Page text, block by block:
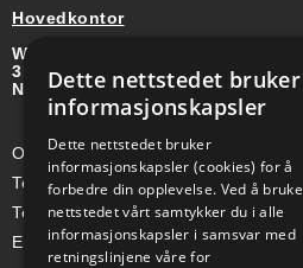
Hovedkontor
Wirgenes vei 8B
3157 BARKÅKER
NORGE
Org-nr: 985 958 203 MVA
Telefon (Nor): +47 334 50 910
Telefon (Swe): +46 70-748 08 19
E-post: sales@a-ss.net
Dette nettstedet bruker
informasjonskapsler
Dette nettstedet bruker
informasjonskapsler (cookies) for å
forbedre din opplevelse. Ved å bruke
nettstedet vårt samtykker du i alle
informasjonskapsler i samsvar med
retningslinjene våre for